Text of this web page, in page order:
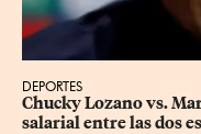
DEPORTES
Chucky Lozano vs.
salarial entre las dos